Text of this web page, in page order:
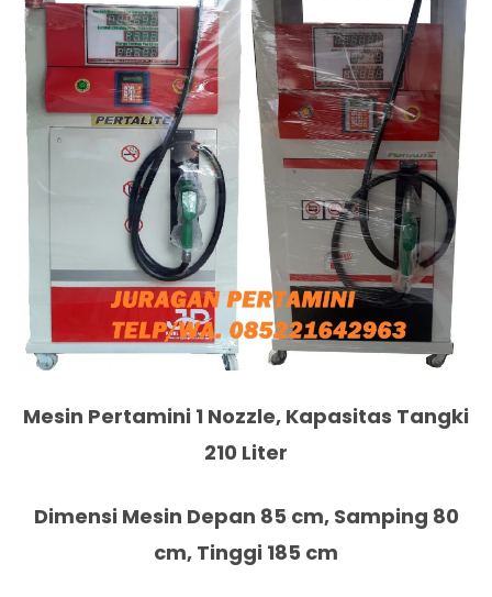
Mesin Pertamini 1 Nozzle, Kapasitas Tangki
210 Liter
Dimensi Mesin Depan 85 cm, Samping 80
cm, Tinggi 185 cm